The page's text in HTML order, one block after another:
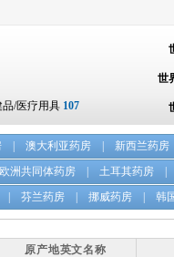
品/医疗用具 107
世
澳大利亚药房 新西兰药房
欧洲共同体药房 土耳其药房
芬兰药房 挪威药房 韩
原产地英文名称